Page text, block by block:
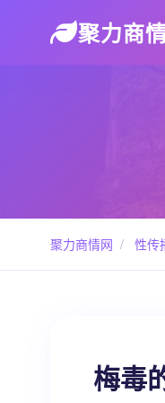
聚力商
聚力商情网 / 性传
梅毒